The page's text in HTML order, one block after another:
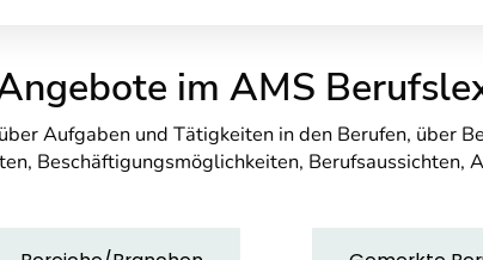
im AMS
Aufgaben und Tätigkeiten in den Berufen, über
Beschäftigungsmöglichkeiten, Berufsaussichten,